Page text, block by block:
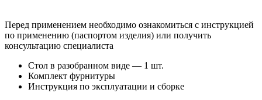
Перед применением необходимо ознакомиться с инструкцией
по применению (паспортом изделия) или получить
консультацию специалиста
Стол в разобранном виде — 1 шт.
Комплект фурнитуры
Инструкция по эксплуатации и сборке